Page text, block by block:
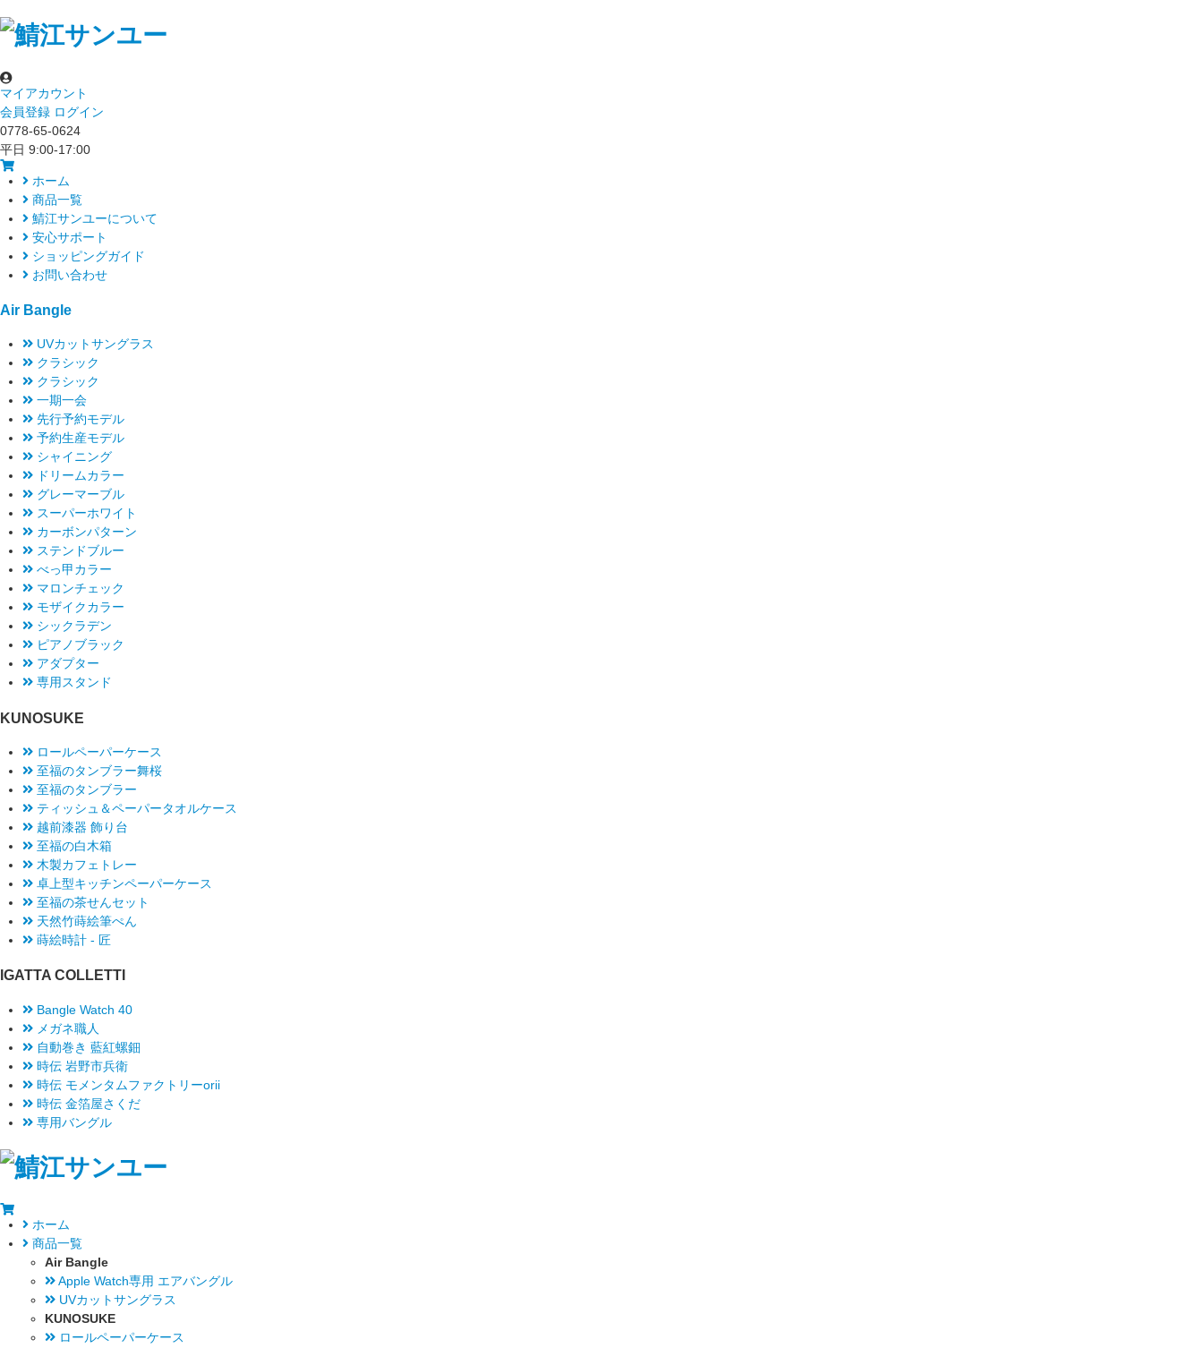
マイアカウント
会員登録 ログイン
0778-65-0624
平日 9:00-17:00
ホーム
商品一覧
鯖江サンユーについて
安心サポート
ショッピングガイド
お問い合わせ
Air Bangle
UVカットサングラス
クラシック
クラシック
一期一会
先行予約モデル
予約生産モデル
シャイニング
ドリームカラー
グレーマーブル
スーパーホワイト
カーボンパターン
ステンドブルー
べっ甲カラー
マロンチェック
モザイクカラー
シックラデン
ピアノブラック
アダプター
専用スタンド
KUNOSUKE
ロールペーパーケース
至福のタンブラー舞桜
至福のタンブラー
ティッシュ＆ペーパータオルケース
越前漆器 飾り台
至福の白木箱
木製カフェトレー
卓上型キッチンペーパーケース
至福の茶せんセット
天然竹蒔絵筆ぺん
蒔絵時計 - 匠
IGATTA COLLETTI
Bangle Watch 40
メガネ職人
自動巻き 藍紅螺鈿
時伝 岩野市兵衛
時伝 モメンタムファクトリーorii
時伝 金箔屋さくだ
専用バングル
ホーム
商品一覧
Air Bangle
Apple Watch専用 エアバングル
UVカットサングラス
KUNOSUKE
ロールペーパーケース